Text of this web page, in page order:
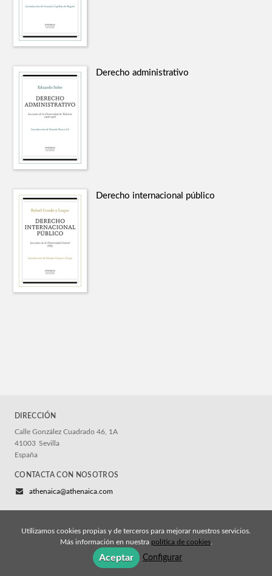
Derecho administrativo
Derecho internacional público
DIRECCIÓN
Calle González Cuadrado 46, 1A
41003 Sevilla
España
CONTACTA CON NOSOTROS
athenaica@athenaica.com
© 2026, Athenaica Ediciones
Política de cookies
Política de privacidad
Utilizamos cookies propias y de terceros para mejorar nuestros servicios.
Más información en nuestra política de cookies.
Aceptar Configurar